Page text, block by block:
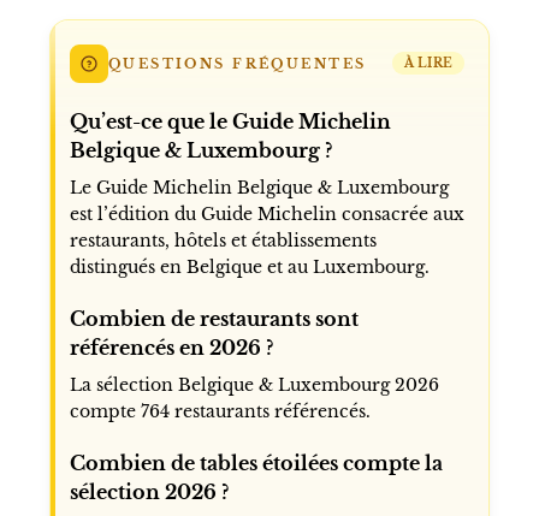
QUESTIONS FRÉQUENTES À LIRE
Qu’est-ce que le Guide Michelin
Belgique & Luxembourg ?
Le Guide Michelin Belgique & Luxembourg
est l’édition du Guide Michelin consacrée aux
restaurants, hôtels et établissements
distingués en Belgique et au Luxembourg.
Combien de restaurants sont
référencés en 2026 ?
La sélection Belgique & Luxembourg 2026
compte 764 restaurants référencés.
Combien de tables étoilées compte la
sélection 2026 ?